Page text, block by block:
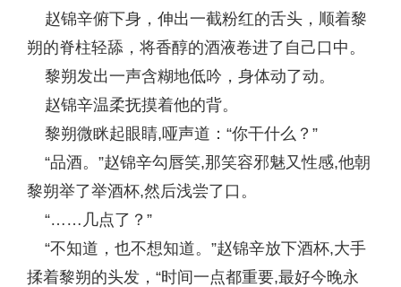
赵锦辛俯下身，伸出一截粉红的舌头，顺着黎
朔的脊柱轻舔，将香醇的酒液卷进了自己口中。
黎朔发出一声含糊地低吟，身体动了动。
赵锦辛温柔抚摸着他的背。
黎朔微眯起眼睛,哑声道：“你干什么？”
“品酒。”赵锦辛勾唇笑,那笑容邪魅又性感,他朝
黎朔举了举酒杯,然后浅尝了口。
“……几点了？”
“不知道，也不想知道。”赵锦辛放下酒杯,大手
揉着黎朔的头发，“时间一点都重要,最好今晚永